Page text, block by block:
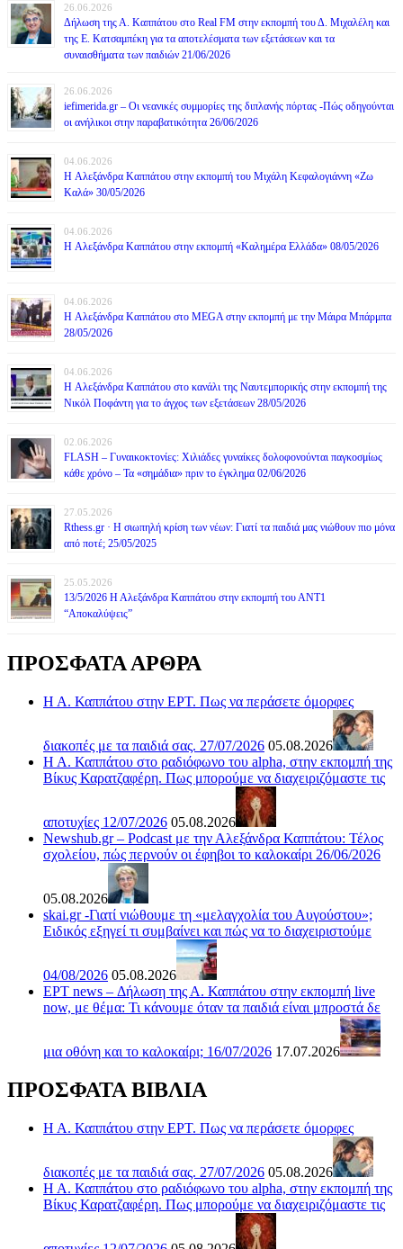
26.06.2026
Δήλωση της Α. Καππάτου στο Real FM στην εκπομπή του Δ. Μιχαλέλη και
της Ε. Κατσαμπέκη για τα αποτελέσματα των εξετάσεων και τα
συναισθήματα των παιδιών 21/06/2026
26.06.2026
iefimerida.gr – Οι νεανικές συμμορίες της διπλανής πόρτας -Πώς οδηγούνται
οι ανήλικοι στην παραβατικότητα 26/06/2026
04.06.2026
H Αλεξάνδρα Καππάτου στην εκπομπή του Μιχάλη Κεφαλογιάννη «Ζω
Καλά» 30/05/2026
04.06.2026
H Αλεξάνδρα Καππάτου στην εκπομπή «Καλημέρα Ελλάδα» 08/05/2026
04.06.2026
H Αλεξάνδρα Καππάτου στο MEGA στην εκπομπή με την Μάιρα Mπάρμπα
28/05/2026
04.06.2026
H Αλεξάνδρα Καππάτου στο κανάλι της Ναυτεμπορικής στην εκπομπή της
Νικόλ Ποφάντη για το άγχος των εξετάσεων 28/05/2026
02.06.2026
FLASH – Γυναικοκτονίες: Χιλιάδες γυναίκες δολοφονούνται παγκοσμίως
κάθε χρόνο – Τα «σημάδια» πριν το έγκλημα 02/06/2026
27.05.2026
Rthess.gr · Η σιωπηλή κρίση των νέων: Γιατί τα παιδιά μας νιώθουν πιο μόνα
από ποτέ; 25/05/2025
25.05.2026
13/5/2026 Η Αλεξάνδρα Καππάτου στην εκπομπή του ΑΝΤ1
“Αποκαλύψεις”
ΠΡΟΣΦΑΤΑ ΑΡΘΡΑ
Η Α. Καππάτου στην ΕΡΤ. Πως να περάσετε όμορφες
διακοπές με τα παιδιά σας. 27/07/2026 05.08.2026
Η Α. Καππάτου στο ραδιόφωνο του alpha, στην εκπομπή της
Βίκυς Καρατζαφέρη. Πως μπορούμε να διαχειριζόμαστε τις
αποτυχίες 12/07/2026 05.08.2026
Newshub.gr – Podcast με την Αλεξάνδρα Καππάτου: Τέλος
σχολείου, πώς περνούν οι έφηβοι το καλοκαίρι 26/06/2026
05.08.2026
skai.gr -Γιατί νιώθουμε τη «μελαγχολία του Αυγούστου»;
Ειδικός εξηγεί τι συμβαίνει και πώς να το διαχειριστούμε
04/08/2026 05.08.2026
ΕΡΤ news – Δήλωση της Α. Καππάτου στην εκπομπή live
now, με θέμα: Τι κάνουμε όταν τα παιδιά είναι μπροστά δε
μια οθόνη και το καλοκαίρι; 16/07/2026 17.07.2026
ΠΡΟΣΦΑΤΑ ΒΙΒΛΙΑ
Η Α. Καππάτου στην ΕΡΤ. Πως να περάσετε όμορφες
διακοπές με τα παιδιά σας. 27/07/2026 05.08.2026
Η Α. Καππάτου στο ραδιόφωνο του alpha, στην εκπομπή της
Βίκυς Καρατζαφέρη. Πως μπορούμε να διαχειριζόμαστε τις